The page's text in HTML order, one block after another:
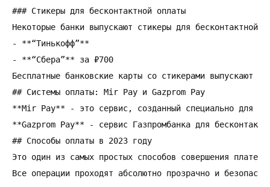
### Стикеры для бесконтактной оплаты
Некоторые банки выпускают стикеры для
- **“Тинькофф”**
- **“Сбера”** за ₽700
Бесплатные банковские карты со стикерами выпускают
## Системы оплаты: Mir Pay и Gazprom Pay
**Mir Pay** - это сервис, созданный специально для
**Gazprom Pay** - сервис Газпромбанка для
## Способы оплаты в 2023 году
Это один из самых простых способов совершения
Все операции проходят абсолютно прозрачно и